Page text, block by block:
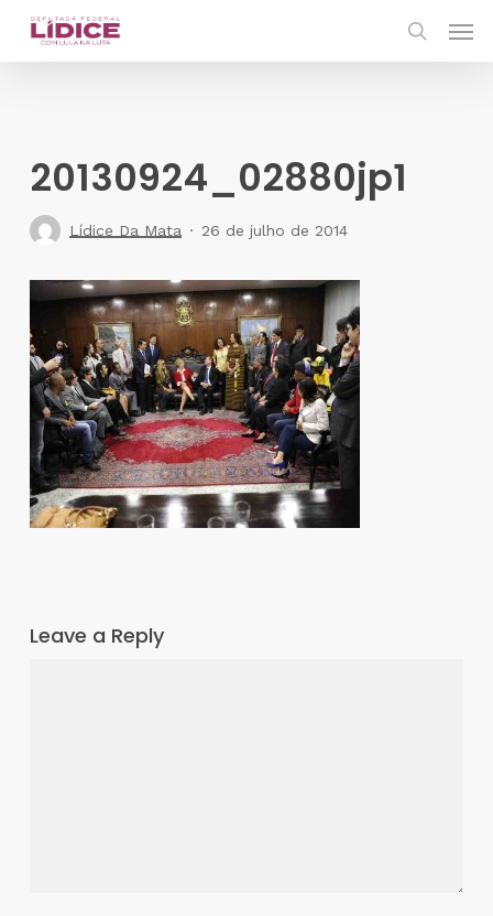
Skip
20130924_02880jp1
Lídice Da Mata 26 de julho de 2014
Leave a Reply